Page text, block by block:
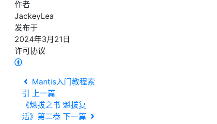
作者
JackeyLea
发布于
2024年3月21日
许可协议
Mantis入门教程索
引
上一篇
《魁拔之书 魁拔复
活》第二卷 下一篇